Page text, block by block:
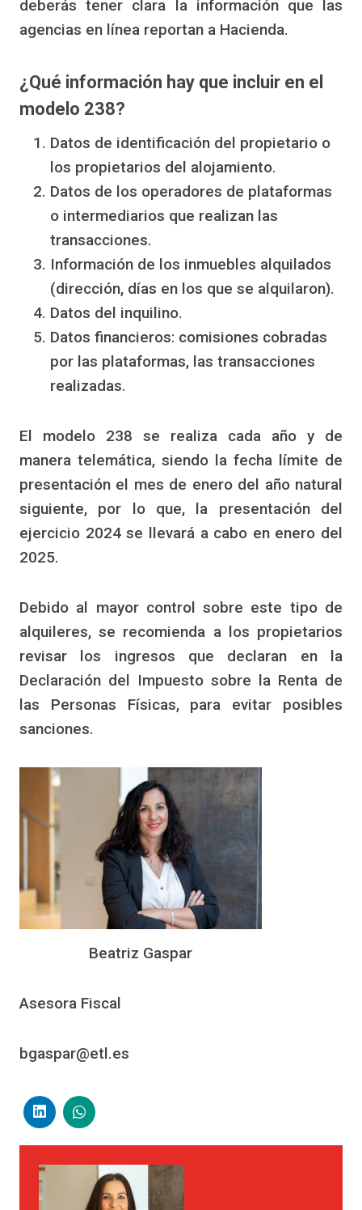
deberás tener clara la información que las
agencias en línea reportan a Hacienda.
¿Qué información hay que incluir en el
modelo 238?
Datos de identificación del propietario o
los propietarios del alojamiento.
Datos de los operadores de plataformas
o intermediarios que realizan las
transacciones.
Información de los inmuebles alquilados
(dirección, días en los que se alquilaron).
Datos del inquilino.
Datos financieros: comisiones cobradas
por las plataformas, las transacciones
realizadas.
El modelo 238 se realiza cada año y de
manera telemática, siendo la fecha límite de
presentación el mes de enero del año natural
siguiente, por lo que, la presentación del
ejercicio 2024 se llevará a cabo en enero del
2025.
Debido al mayor control sobre este tipo de
alquileres, se recomienda a los propietarios
revisar los ingresos que declaran en la
Declaración del Impuesto sobre la Renta de
las Personas Físicas, para evitar posibles
sanciones.
Beatriz Gaspar
Asesora Fiscal
bgaspar@etl.es